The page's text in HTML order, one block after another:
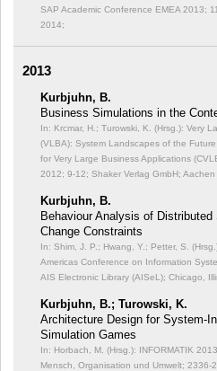
SAP Academic Conference EMEA 2013;
2014;
2013
Kurbjuhn, B.
Business Simulations in the
In: Krcmar, H.; Turowski, K. (Hrsg.): Very
(VLBA): System Landscapes of the
for Very Large Business Applications
2012; 9-12; Shaker Verlag GmbH; Aachen
Kurbjuhn, B.
Behaviour Analysis of
Change Constraints
In: Shim, J. P.; Hwang, Y.; Petter, S.
Americas Conference on Information
AIS Electronic Library (AISeL); Chicago,
Kurbjuhn, B.; Turowski, K.
Architecture Design for System-
Simulation Games
In: Horbach, M. (Hrsg.): INFORMATIK
Mensch, Organisation und Umwelt; 2336-